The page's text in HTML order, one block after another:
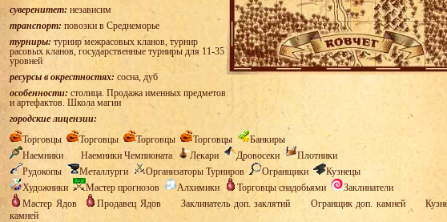
суверенитет: независим
транспорт: повозки в Среднеморье
турниры: турнир межрасовых кланов, турнир
расовых кланов, государственные турниры для 11-35
уровней
ресурсы в окрестностях: сосна, дуб
особенности: столица. Продажа именных предметов
и артефактов. Школа магии
городские лицензии:
Торговцы
Торговцы Торговцы Торговцы
Банкиры
Наемники
Наемники Чемпионата Лекари Дровосеки
Плотники
Рудокопы
Металлурги Организаторы Турниров Огранщики
Кузнецы
Художники
Мастер прогнозов Алхимики Торговцы снадобьями
Заклинатели
Мастер Ядов
Продавец Ядов Заклинатель доп. заклятий Огранщик доп. камней
камней